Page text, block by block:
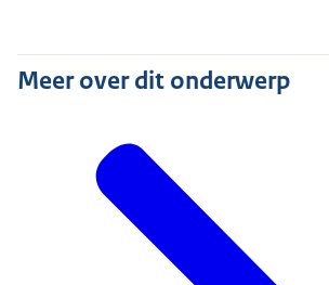
Meer over dit onderwerp